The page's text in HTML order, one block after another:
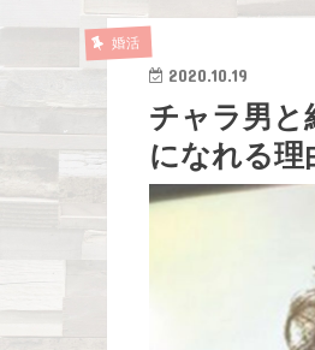
婚活
2020.10.19
チャラ男と
になれる理